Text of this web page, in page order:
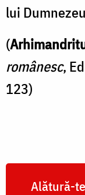
lui
(
românesc,
123)
Alătură-